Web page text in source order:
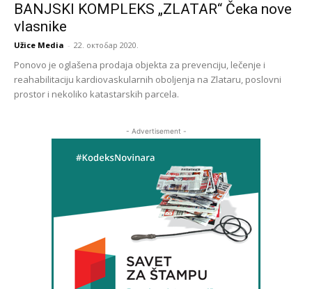
BANJSKI KOMPLEKS „ZLATAR“ Čeka nove
vlasnike
Užice Media - 22. октобар 2020.
Ponovo je oglašena prodaja objekta za prevenciju, lečenje i
reahabilitaciju kardiovaskularnih oboljenja na Zlataru, poslovni
prostor i nekoliko katastarskih parcela.
- Advertisement -